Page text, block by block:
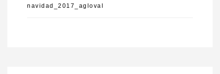
navidad_2017_agloval